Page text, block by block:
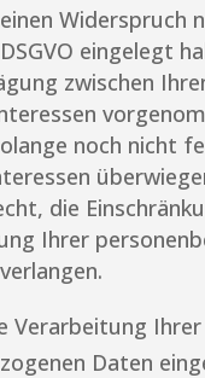
Widerspruch
eingelegt
zwischen
noch nicht
die
Ihrer
Verarbeitung Ihrer
Daten